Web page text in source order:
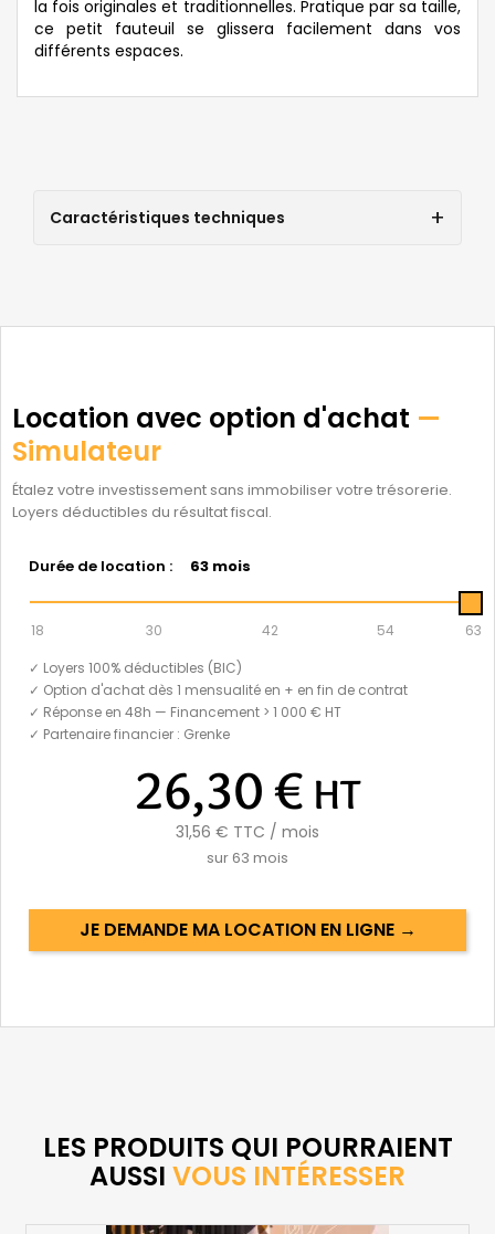
la fois originales et traditionnelles. Pratique par sa taille,
ce petit fauteuil se glissera facilement dans vos
différents espaces.
Caractéristiques techniques
Location avec option d'achat —
Simulateur
Étalez votre investissement sans immobiliser votre trésorerie.
Loyers déductibles du résultat fiscal.
Durée de location : 63 mois
18 30 42 54
63
✓ Loyers 100% déductibles (BIC)
✓ Option d'achat dès 1 mensualité en + en fin de contrat
✓ Réponse en 48h — Financement > 1 000 € HT
✓ Partenaire financier : Grenke
26,30 € HT
31,56 € TTC / mois
sur 63 mois
JE DEMANDE MA LOCATION EN LIGNE →
LES PRODUITS QUI POURRAIENT
AUSSI VOUS INTÉRESSER